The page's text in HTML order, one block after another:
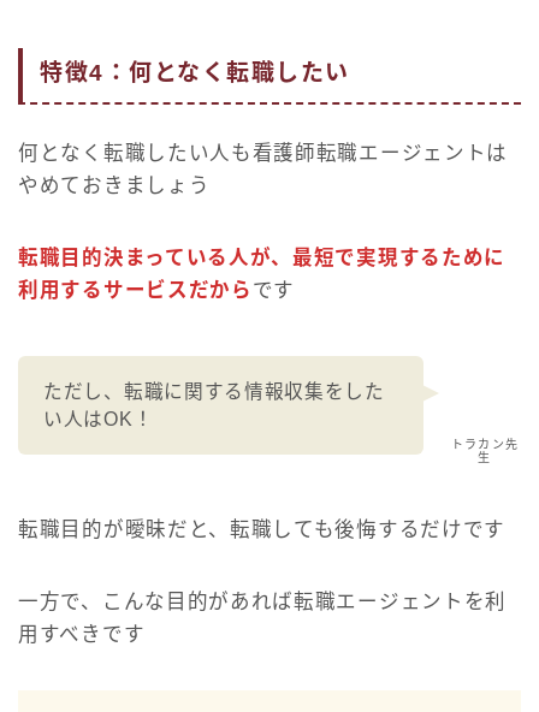
特徴4：何となく転職したい
何となく転職したい人も看護師転職エージェントは
やめておきましょう
転職目的決まっている人が、最短で実現するために
利用するサービスだから です
トラカン先
生
ただし、転職に関する情報収集をした
い人はOK！
転職目的が曖昧だと、転職しても後悔するだけです
一方で、こんな目的があれば転職エージェントを利
用すべきです